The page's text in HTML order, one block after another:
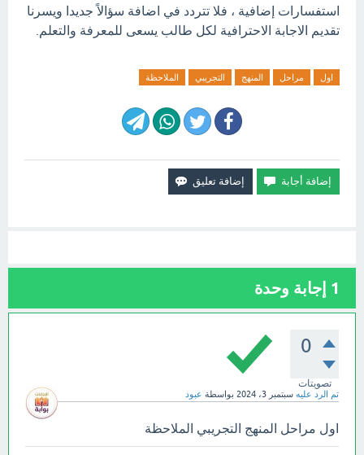
استفسارات إضافية ، فلا تتردد في اضافة سؤالاً جديدا ويسرنا
تقديم الاجابة الاحترافية لكل طالب يسعى للمعرفة والتعلم.
اول مراحل المنهج التجريبي الملاحظة
1 إجابة وحدة
0
تصويتات
تم الرد عليه سبتمبر 3، 2024 بواسطة عبود
اول مراحل المنهج التجريبي الملاحظة